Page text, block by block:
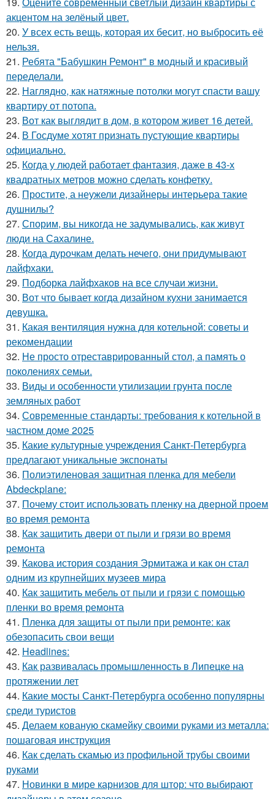
акцентом на зелёный цвет.
20. У всех есть вещь, которая их бесит, но выбросить её
нельзя.
21. Ребята "Бабушкин Ремонт" в модный и красивый
переделали.
22. Наглядно, как натяжные потолки могут спасти вашу
квартиру от потопа.
23. Вот как выглядит в дом, в котором живет 16 детей.
24. В Госдуме хотят признать пустующие квартиры
официально.
25. Когда у людей работает фантазия, даже в 43-х
квадратных метров можно сделать конфетку.
26. Простите, а неужели дизайнеры интерьера такие
душнилы?
27. Спорим, вы никогда не задумывались, как живут
люди на Сахалине.
28. Когда дурочкам делать нечего, они придумывают
лайфхаки.
29. Подборка лайфхаков на все случаи жизни.
30. Вот что бывает когда дизайном кухни занимается
девушка.
31. Какая вентиляция нужна для котельной: советы и
рекомендации
32. Не просто отреставрированный стол, а память о
поколениях семьи.
33. Виды и особенности утилизации грунта после
земляных работ
34. Современные стандарты: требования к котельной в
частном доме 2025
35. Какие культурные учреждения Санкт-Петербурга
предлагают уникальные экспонаты
36. Полиэтиленовая защитная пленка для мебели
Abdeckplane:
37. Почему стоит использовать пленку на дверной проем
во время ремонта
38. Как защитить двери от пыли и грязи во время
ремонта
39. Какова история создания Эрмитажа и как он стал
одним из крупнейших музеев мира
40. Как защитить мебель от пыли и грязи с помощью
пленки во время ремонта
41. Пленка для защиты от пыли при ремонте: как
обезопасить свои вещи
42. Headlines:
43. Как развивалась промышленность в Липецке на
протяжении лет
44. Какие мосты Санкт-Петербурга особенно популярны
среди туристов
45. Делаем кованую скамейку своими руками из металла:
пошаговая инструкция
46. Как сделать скамью из профильной трубы своими
руками
47. Новинки в мире карнизов для штор: что выбирают